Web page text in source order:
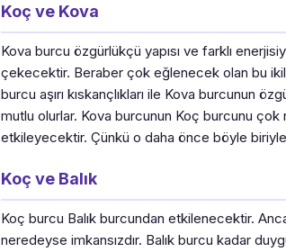
Koç ve Kova
Kova burcu özgürlükçü yapısı ve farklı
çekecektir. Beraber çok eğlenecek olan bu
burcu aşırı kıskançlıkları ile Kova burcunun
mutlu olurlar. Kova burcunun Koç burcunu çok
etkileyecektir. Çünkü o daha önce böyle biriyle
Koç ve Balık
Koç burcu Balık burcundan etkilenecektir.
neredeyse imkansızdır. Balık burcu kadar